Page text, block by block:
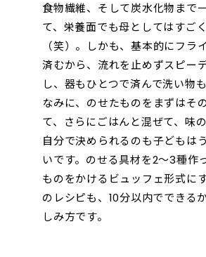
食物繊維、そして炭水化物まで
て、栄養面でも母としてはすご
（笑）。しかも、基本的にフラ
済むから、流れを止めずスピー
し、器もひとつで済んで洗い物
なみに、のせたものをまずはそ
て、さらにごはんと混ぜて、味
自分で決められるのも子どもは
いです。のせる具材を2〜3種作
ものをかけるビュッフェ形式に
のレシピも、10分以内でできる
しみ方です。